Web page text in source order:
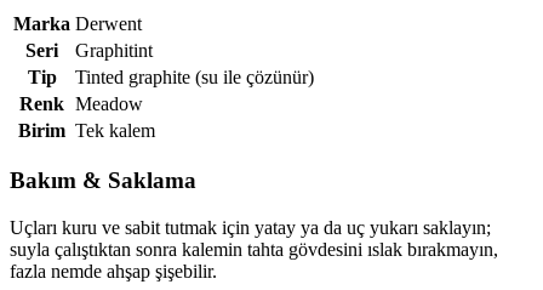
Marka Derwent
Seri
Graphitint
Tip
Tinted graphite (su ile çözünür)
Renk Meadow
Birim Tek kalem
Bakım & Saklama
Uçları kuru ve sabit tutmak için yatay ya da uç yukarı saklayın;
suyla çalıştıktan sonra kalemin tahta gövdesini ıslak bırakmayın,
fazla nemde ahşap şişebilir.